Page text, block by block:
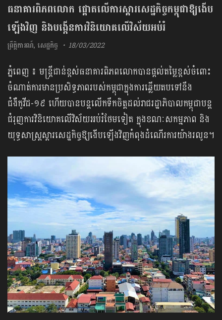
ធនាគារពិភពលោក ផ្តោតលើការស្តារសេដ្ឋកិច្ចកម្ពុជាឱ្យងើប
ឡើងវិញ និងបង្កើនការវិនិយោគលើវិស័យអប់រំ
ព្រឹត្តិការណ៍,សេដ្ឋកិច្ច 18/03/2022
ភ្នំពេញ ៖ មន្ត្រីជាន់ខ្ពស់ធនាគារពិភពលោកបានផ្តល់តម្លៃខ្ពស់ចំពោះ
ចំណាត់ការមានប្រសិទ្ធភាពរបស់កម្ពុជាក្នុងការឆ្លើយតបទៅនឹង
ជំងឺកូវីដ-១៩ ហើយបានបន្តលើកទឹកចិត្តដល់រាជរដ្ឋាភិបាលកម្ពុជាបន្ត
ជំរុញការវិនិយោគលើវិស័យអប់រំថែមទៀត ក្នុងខណៈសកម្មភាព និង
យុទ្ធសាស្ត្រស្តារសេដ្ឋកិច្ចឱ្យងើបឡើងវិញកំពុងដំណើរការយ៉ាងរលូន។